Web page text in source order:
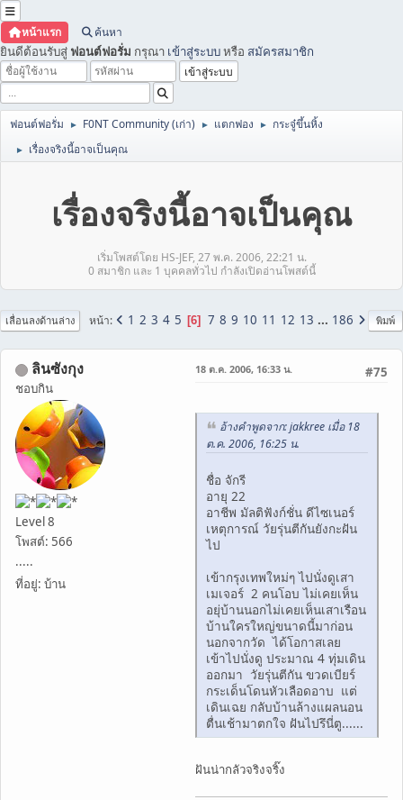
หน้าแรก ค้นหา
ยินดีต้อนรับสู่ ฟอนต์ฟอรั่ม กรุณา เข้าสู่ระบบหรือ สมัครสมาชิก
ฟอนต์ฟอรั่ม ► F0NT Community (เก่า) ► แตกฟอง ► กระจู๋ขึ้นหิ้ง
► เรื่องจริงนี้อาจเป็นคุณ
เรื่องจริงนี้อาจเป็นคุณ
เริ่มโพสต์โดย HS-JEF, 27 พ.ค. 2006, 22:21 น.
0 สมาชิก และ 1 บุคคลทั่วไป กำลังเปิดอ่านโพสต์นี้
พิมพ์
เลื่อนลงด้านล่าง หน้า 1 2 3 4 5 6 7 8 9 10 11 12 13 ... 186
ลินซังกุง
ชอบกิน
Level 8
โพสต์: 566
.....
ที่อยู่: บ้าน
#75
18 ต.ค. 2006, 16:33 น.
อ้างคำพูดจาก: jakkree เมื่อ 18
ต.ค. 2006, 16:25 น.
ชื่อ จักรี
อายุ 22
อาชีพ มัลติฟังก์ชั่น ดีไซเนอร์
เหตุการณ์ วัยรุ่นตีกันยังกะฝัน
ไป
เข้ากรุงเทพใหม่ๆ ไปนั่งดูเสา
เมเจอร์ 2 คนโอบ ไม่เคยเห็น
อยุ่บ้านนอกไม่เคยเห็นเสาเรือน
บ้านใครใหญ่ขนาดนี้มาก่อน
นอกจากวัด ได้โอกาสเลย
เข้าไปนั่งดู ประมาณ 4 ทุ่มเดิน
ออกมา วัยรุ่นตีกัน ขวดเบียร์
กระเด็นโดนหัวเลือดอาบ แต่
เดินเฉย กลับบ้านล้างแผลนอน
ตื่นเช้ามาตกใจ ฝันไปรึนี่ตู......
ฝันน่ากลัวจริงจริ๊ง